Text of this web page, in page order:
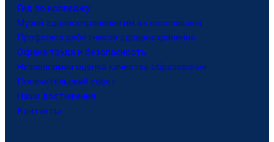
Гид по колледжу
Музей здравоохранения им.а.к.новопашина
Профсоюз работников здравоохранения
Охрана труда и безопасность
Независимая оценка качества образования
Попечительский совет
Наши достижения
Контакты